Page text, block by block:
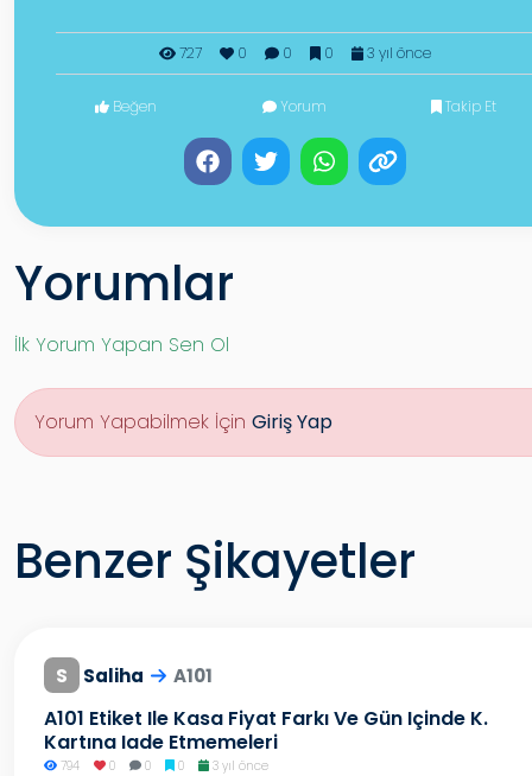
727 0 0 0 3 yıl önce
Beğen Yorum Takip Et
Yorumlar
İlk Yorum Yapan Sen Ol
Yorum Yapabilmek İçin Giriş Yap
Benzer Şikayetler
S Saliha A101
A101 Etiket Ile Kasa Fiyat Farkı Ve Gün Içinde K.
Kartına Iade Etmemeleri
794 0 0 0 3 yıl önce